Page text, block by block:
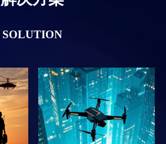
SOLUTION